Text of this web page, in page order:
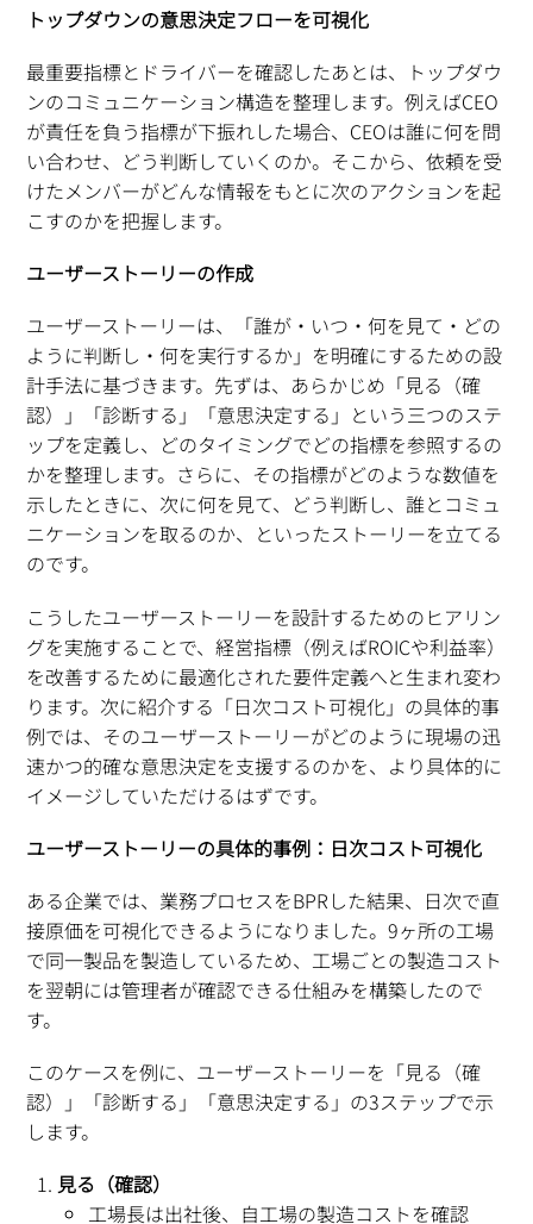
トップダウンの意思決定フローを可視化
最重要指標とドライバーを確認したあとは、トップダウ
ンのコミュニケーション構造を整理します。例えばCEO
が責任を負う指標が下振れした場合、CEOは誰に何を問
い合わせ、どう判断していくのか。そこから、依頼を受
けたメンバーがどんな情報をもとに次のアクションを起
こすのかを把握します。
ユーザーストーリーの作成
ユーザーストーリーは、「誰が・いつ・何を見て・どの
ように判断し・何を実行するか」を明確にするための設
計手法に基づきます。先ずは、あらかじめ「見る（確
認）」「診断する」「意思決定する」という三つのステ
ップを定義し、どのタイミングでどの指標を参照するの
かを整理します。さらに、その指標がどのような数値を
示したときに、次に何を見て、どう判断し、誰とコミュ
ニケーションを取るのか、といったストーリーを立てる
のです。
こうしたユーザーストーリーを設計するためのヒアリン
グを実施することで、経営指標（例えばROICや利益率）
を改善するために最適化された要件定義へと生まれ変わ
ります。次に紹介する「日次コスト可視化」の具体的事
例では、そのユーザーストーリーがどのように現場の迅
速かつ的確な意思決定を支援するのかを、より具体的に
イメージしていただけるはずです。
ユーザーストーリーの具体的事例：日次コスト可視化
ある企業では、業務プロセスをBPRした結果、日次で直
接原価を可視化できるようになりました。9ヶ所の工場
で同一製品を製造しているため、工場ごとの製造コスト
を翌朝には管理者が確認できる仕組みを構築したので
す。
このケースを例に、ユーザーストーリーを「見る（確
認）」「診断する」「意思決定する」の3ステップで示
します。
見る（確認）
工場長は出社後、自工場の製造コストを確認